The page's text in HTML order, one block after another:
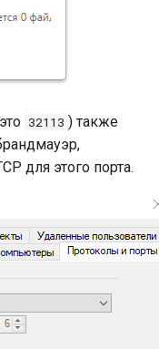
32113 ) также
для этого порта.